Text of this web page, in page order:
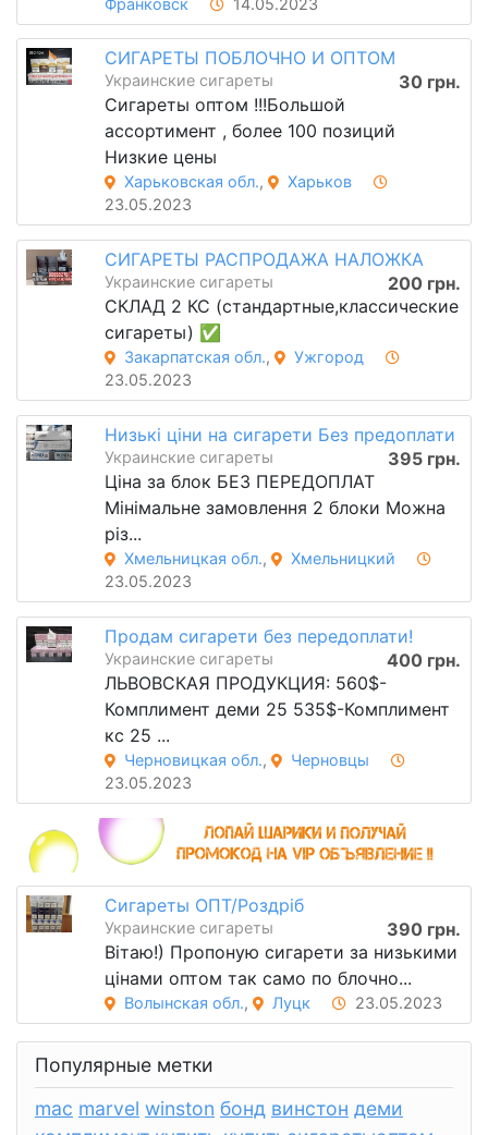
СИГАРЕТЫ ПОБЛОЧНО И ОПТОМ
30 грн.
Украинские сигареты
Сигареты оптом !!!Большой
ассортимент , более 100 позиций
Низкие цены
Харьковская обл.,
Харьков
23.05.2023
СИГАРЕТЫ РАСПРОДАЖА НАЛОЖКА
200 грн.
Украинские сигареты
СКЛАД 2 КС (стандартные,классические
сигареты) ✅
Закарпатская обл.,
Ужгород
23.05.2023
Низькі ціни на сигарети Без предоплати
395 грн.
Украинские сигареты
Ціна за блок БЕЗ ПЕРЕДОПЛАТ
Мінімальне замовлення 2 блоки Можна
різ...
Хмельницкая обл.,
Хмельницкий
23.05.2023
Продам сигарети без передоплати!
400 грн.
Украинские сигареты
ЛЬВОВСКАЯ ПРОДУКЦИЯ: 560$-
Комплимент деми 25 535$-Комплимент
кс 25 ...
Черновицкая обл.,
Черновцы
23.05.2023
Сигареты ОПТ/Роздріб
390 грн.
Украинские сигареты
Вітаю!) Пропоную сигарети за низькими
цінами оптом так само по блочно...
Волынская обл., Луцк 23.05.2023
Популярные метки
mac marvel winston бонд винстон деми